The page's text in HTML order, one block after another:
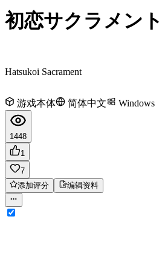
初恋サクラメント
Hatsukoi Sacrament
游戏本体 简体中文 Windows
1448
1
7
添加评分
编辑资料